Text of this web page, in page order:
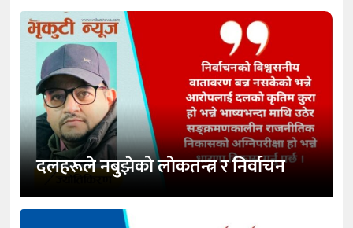
दलहरूले नबुझेको लोकतन्त्र र निर्वाचन